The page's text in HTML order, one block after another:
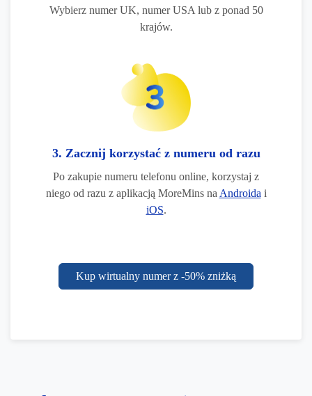
Wybierz numer UK, numer USA lub z ponad 50
krajów.
3. Zacznij korzystać z numeru od razu
Po zakupie numeru telefonu online, korzystaj z
niego od razu z aplikacją MoreMins na Androida i
iOS.
Kup wirtualny numer z -50% zniżką